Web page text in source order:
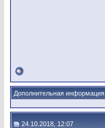
Дополнительная информация
24.10.2018, 12:07